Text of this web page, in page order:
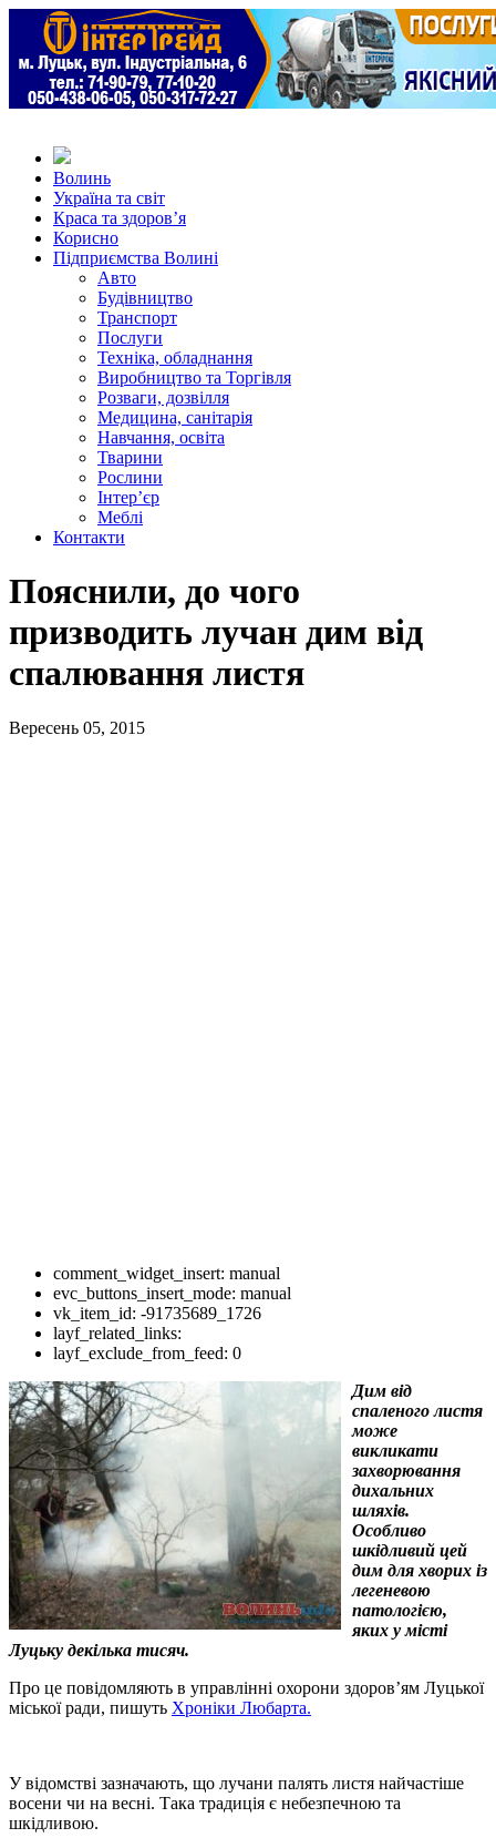
Волинь
Україна та світ
Краса та здоров’я
Корисно
Підприємства Волині
Авто
Будівництво
Транспорт
Послуги
Техніка, обладнання
Виробництво та Торгівля
Розваги, дозвілля
Медицина, санітарія
Навчання, освіта
Тварини
Рослини
Інтер’єр
Меблі
Контакти
Пояснили, до чого
призводить лучан дим від
спалювання листя
Вересень 05, 2015
comment_widget_insert: manual
evc_buttons_insert_mode: manual
vk_item_id: -91735689_1726
layf_related_links:
layf_exclude_from_feed: 0
Дим від
спаленого листя
може
викликати
захворювання
дихальних
шляхів.
Особливо
шкідливий цей
дим для хворих із
легеневою
патологією,
яких у місті
Луцьку декілька тисяч.
Про це повідомляють в управлінні охорони здоров’ям Луцької
міської ради, пишуть Хроніки Любарта.
У відомстві зазначають, що лучани палять листя найчастіше
восени чи на весні. Така традиція є небезпечною та
шкідливою.